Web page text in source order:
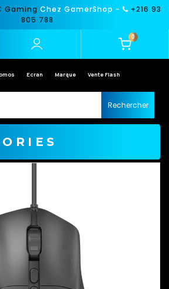
Gaming Chez GamerShop -
+216 93
805 788
0
Ecran Marque Vente Flash
Rechercher